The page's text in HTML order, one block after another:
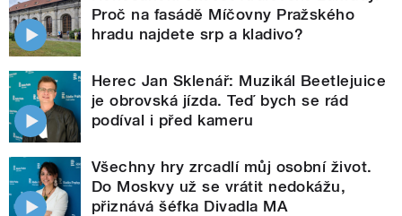
Proč na fasádě Míčovny Pražského
hradu najdete srp a kladivo?
Herec Jan Sklenář: Muzikál Beetlejuice
je obrovská jízda. Teď bych se rád
podíval i před kameru
Všechny hry zrcadlí můj osobní život.
Do Moskvy už se vrátit nedokážu,
přiznává šéfka Divadla MA